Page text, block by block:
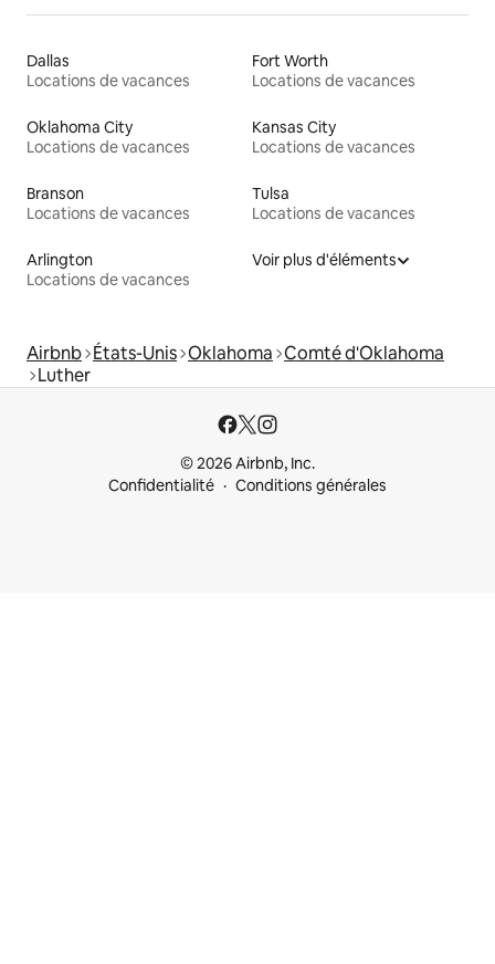
Dallas
Locations de vacances
Fort Worth
Locations de vacances
Oklahoma City
Locations de vacances
Kansas City
Locations de vacances
Branson
Locations de vacances
Tulsa
Locations de vacances
Arlington
Locations de vacances
Voir plus d'éléments
Airbnb États-Unis Oklahoma Comté d'Oklahoma
Luther
© 2026 Airbnb, Inc.
Confidentialité
Conditions générales